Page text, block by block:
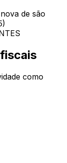
de são
)
como